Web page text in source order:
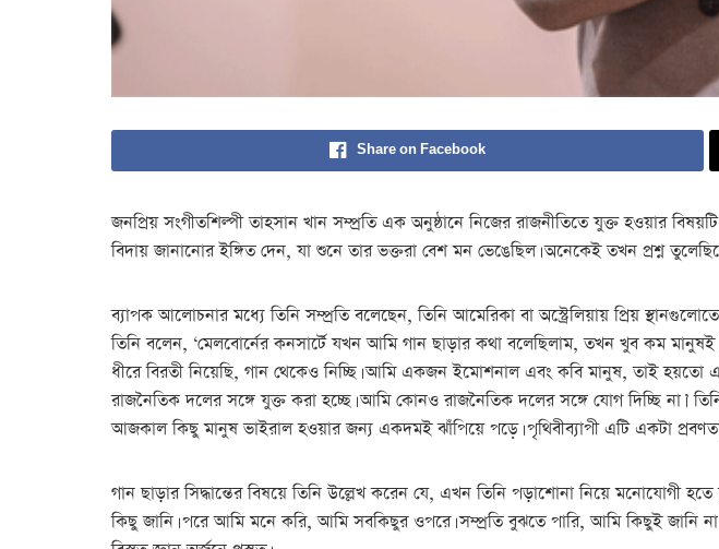
Share on Facebook
জনপ্রিয় সংগীতশিল্পী তাহসান খান সম্প্রতি এক অনুষ্ঠানে নিজের রাজনীতিতে যুক্ত হওয়ার
বিদায় জানানোর ইঙ্গিত দেন, যা শুনে তার ভক্তরা বেশ মন ভেঙেছিল। অনেকেই তখন প্রশ্ন
ব্যাপক আলোচনার মধ্যে তিনি সম্প্রতি বলেছেন, তিনি আমেরিকা বা অস্ট্রেলিয়ায় প্রিয়
তিনি বলেন, ‘মেলবোর্নের কনসার্টে যখন আমি গান ছাড়ার কথা বলেছিলাম, তখন খুব কম
ধীরে বিরতী নিয়েছি, গান থেকেও নিচ্ছি। আমি একজন ইমোশনাল এবং কবি মানুষ, তাই
রাজনৈতিক দলের সঙ্গে যুক্ত করা হচ্ছে। আমি কোনও রাজনৈতিক দলের সঙ্গে যোগ দিচ্ছি
আজকাল কিছু মানুষ ভাইরাল হওয়ার জন্য একদমই ঝাঁপিয়ে পড়ে। পৃথিবীব্যাপী এটি একটা
গান ছাড়ার সিদ্ধান্তের বিষয়ে তিনি উল্লেখ করেন যে, এখন তিনি পড়াশোনা নিয়ে মনোযোগী
কিছু জানি। পরে আমি মনে করি, আমি সবকিছুর ওপরে। সম্প্রতি বুঝতে পারি, আমি কিছুই জানি